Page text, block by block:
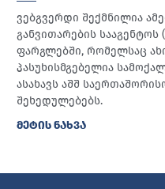
ვებგვერდი შექმნილია
განვითარების
ფარგლებში, რომელსაც
პასუხისმგებელია
ასახავს აშშ
შეხედულებებს.
ᲛᲔᲢᲘᲡ ᲜᲐᲮᲕᲐ